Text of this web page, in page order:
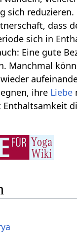
sich
dass
sich in
Eine gute
Manchmal
ihre Liebe